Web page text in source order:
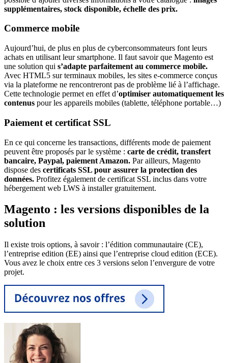
supplémentaires, stock disponible, échelle des prix.
Commerce mobile
Aujourd’hui, de plus en plus de cyberconsommateurs font leurs
achats en utilisant leur smartphone. Il faut savoir que Magento est
une solution qui s’adapte parfaitement au commerce mobile.
Avec HTML5 sur terminaux mobiles, les sites e-commerce conçus
via la plateforme ne rencontreront pas de problème lié à l’affichage.
Cette technologie permet en effet d’optimiser automatiquement les
contenus pour les appareils mobiles (tablette, téléphone portable…)
Paiement et certificat SSL
En ce qui concerne les transactions, différents mode de paiement
peuvent être proposés par le système : carte de crédit, transfert
bancaire, Paypal, paiement Amazon. Par ailleurs, Magento
dispose des certificats SSL pour assurer la protection des
données. Profitez également de certificat SSL inclus dans votre
hébergement web LWS à installer gratuitement.
Magento : les versions disponibles de la
solution
Il existe trois options, à savoir : l’édition communautaire (CE),
l’entreprise edition (EE) ainsi que l’entreprise cloud edition (ECE).
Vous avez le choix entre ces 3 versions selon l’envergure de votre
projet.